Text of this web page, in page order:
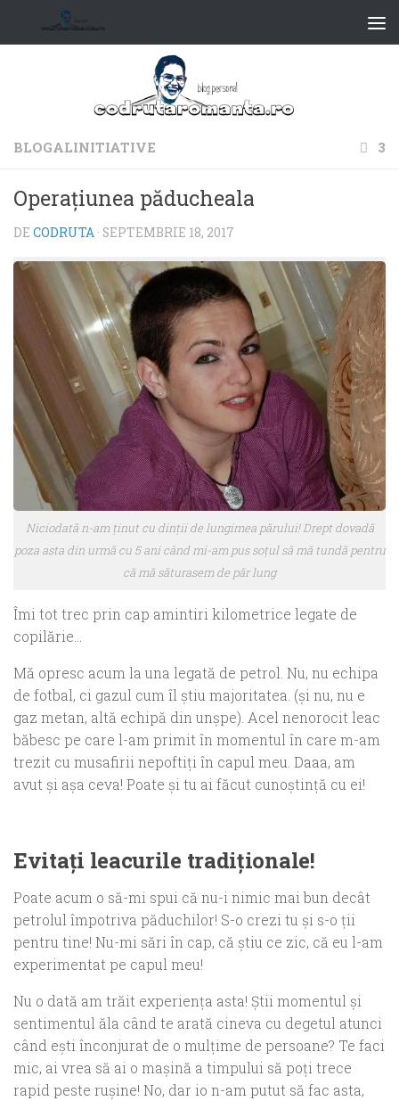
BLOGALINITIATIVE 3
Operaţiunea păducheala
DE CODRUTA · SEPTEMBRIE 18, 2017
Niciodată n-am ţinut cu dinţii de lungimea părului! Drept dovadă
poza asta din urmă cu 5 ani când mi-am pus soţul să mă tundă pentru
că mă săturasem de păr lung
Îmi tot trec prin cap amintiri kilometrice legate de
copilărie…
Mă opresc acum la una legată de petrol. Nu, nu echipa
de fotbal, ci gazul cum îl ştiu majoritatea. (şi nu, nu e
gaz metan, altă echipă din unşpe). Acel nenorocit leac
băbesc pe care l-am primit în momentul în care m-am
trezit cu musafirii nepoftiţi în capul meu. Daaa, am
avut şi aşa ceva! Poate şi tu ai făcut cunoştinţă cu ei!
Evitaţi leacurile tradiţionale!
Poate acum o să-mi spui că nu-i nimic mai bun decât
petrolul împotriva păduchilor! S-o crezi tu şi s-o ţii
pentru tine! Nu-mi sări în cap, că ştiu ce zic, că eu l-am
experimentat pe capul meu!
Nu o dată am trăit experienţa asta! Ştii momentul şi
sentimentul ăla când te arată cineva cu degetul atunci
când eşti înconjurat de o mulţime de persoane? Te faci
mic, ai vrea să ai o maşină a timpului să poţi trece
rapid peste ruşine! No, dar io n-am putut să fac asta,